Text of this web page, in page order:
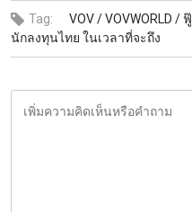
Tag: VOV /VOVWORLD /
นักลงทุนไทย ในเวลาที่จะถึง